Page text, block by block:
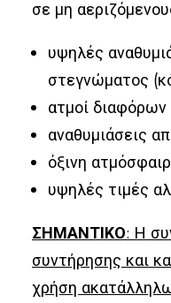
σε μη
υψηλές
στεγνώματος
ατμοί
αναθυμιάσεις
όξινη
υψηλές τιμές
ΣΗΜΑΝΤΙΚΟ: Η
συντήρησης και
χρήση